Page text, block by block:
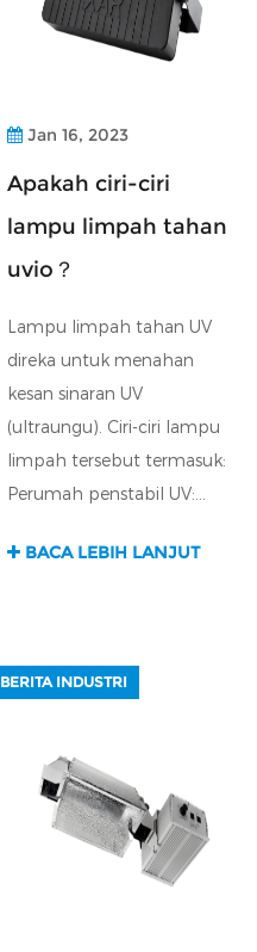
Jan 16, 2023
Apakah ciri-ciri
lampu limpah tahan
uvio？
Lampu limpah tahan UV
direka untuk menahan
kesan sinaran UV
(ultraungu). Ciri-ciri lampu
limpah tersebut termasuk:
Perumah penstabil UV:...
BACA LEBIH LANJUT
BERITA INDUSTRI